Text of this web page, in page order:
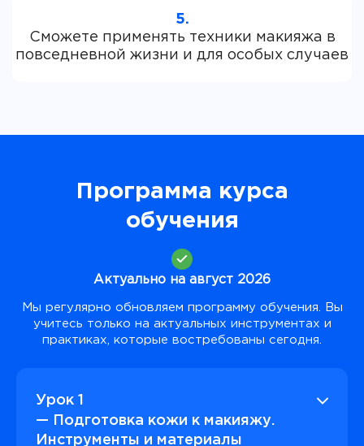
5.
Сможете применять техники макияжа в
Программа курса
обучения
Актуально на август 2026
Мы регулярно обновляем программу обучения. Вы
учитесь только на актуальных инструментах и
практиках, которые востребованы сегодня.
Урок 1
— Подготовка кожи к макияжу.
Инструменты и материалы